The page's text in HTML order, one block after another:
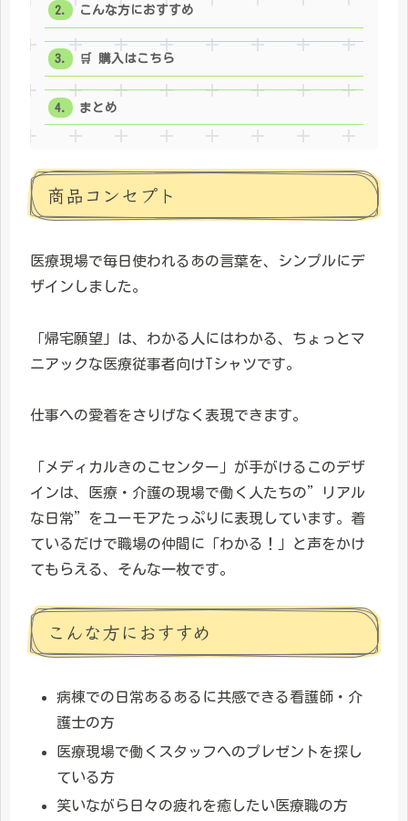
こんな方におすすめ
🛒 購入はこちら
まとめ
商品コンセプト
医療現場で毎日使われるあの言葉を、シンプルにデ
ザインしました。
「帰宅願望」は、わかる人にはわかる、ちょっとマ
ニアックな医療従事者向けTシャツです。
仕事への愛着をさりげなく表現できます。
「メディカルきのこセンター」が手がけるこのデザ
インは、医療・介護の現場で働く人たちの”リアル
な日常”をユーモアたっぷりに表現しています。着
ているだけで職場の仲間に「わかる！」と声をかけ
てもらえる、そんな一枚です。
こんな方におすすめ
病棟での日常あるあるに共感できる看護師・介
護士の方
医療現場で働くスタッフへのプレゼントを探し
ている方
笑いながら日々の疲れを癒したい医療職の方